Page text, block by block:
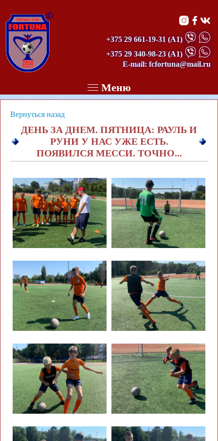
©
+375 29 661-19-31 (А1)
+375 29 340-98-23(А1)
E-mail: fcfortuna@mail.ru
Меню
Вернуться назад
ДЕНЬ ЗА ДНЕМ. ПЯТНИЦА: РАУЛЬ И
РУНИ У НАС УЖЕ ЕСТЬ.
ПОЯВИЛСЯ МЕССИ. ТОЧНО...